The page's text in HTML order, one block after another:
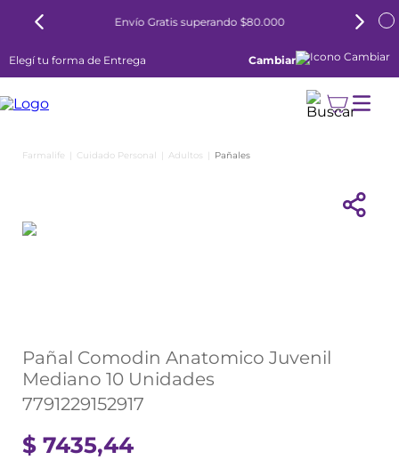
Envío Gratis superando $80.000
Elegí tu forma de Entrega Cambiar
Cuidado Personal Adultos Pañales
$ 7435,44
Ver promociones bancarias